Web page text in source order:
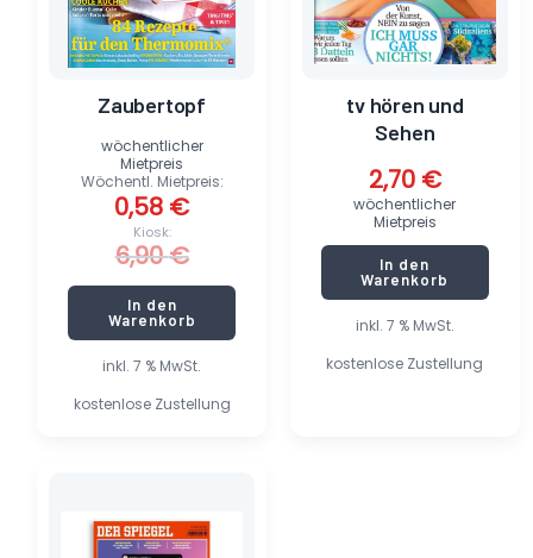
inkl. 7 % MwSt.
kostenlose Zustellung
Zaubertopf
Kiosk:
6,90€
Wöchentl. Mietpreis:
0,58 €
wöchentlicher
Mietpreis
In den
Warenkorb
inkl. 7 % MwSt.
kostenlose Zustellung
tv hören und
Sehen
2,70 €
wöchentlicher
Mietpreis
In den
Warenkorb
weist
mehrere